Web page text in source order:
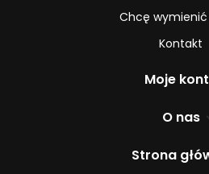
Chcę
Kontakt
Moje
O nas
Strona